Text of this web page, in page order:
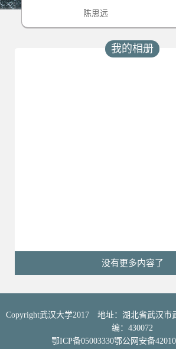
陈思远
我的相册
没有更多内容了
Copyright武汉大学2017 地址：湖北省武汉
编：430072
鄂ICP备05003330鄂公网安备